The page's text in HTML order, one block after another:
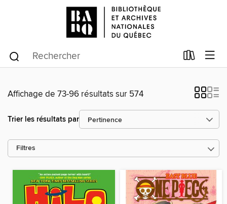
Affichage de 73-96 résultats sur 574
Trier les résultats par
Filtres